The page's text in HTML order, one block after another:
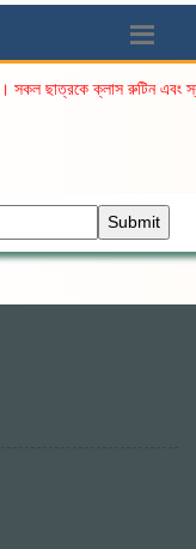
সকল ছাত্রকে ক্লাস রুটিন এবং
Submit